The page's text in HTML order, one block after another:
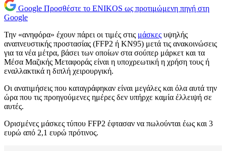
Google Προσθέστε το ENIKOS ως προτιμώμενη πηγή στη
Google
Την «ανηφόρα» έχουν πάρει οι τιμές στις μάσκες υψηλής
αναπνευστικής προστασίας (FFP2 ή ΚΝ95) μετά τις ανακοινώσεις
για τα νέα μέτρα, βάσει των οποίων στα σούπερ μάρκετ και τα
Μέσα Μαζικής Μεταφοράς είναι η υποχρεωτική η χρήση τους ή
εναλλακτικά η διπλή χειρουργική.
Οι ανατιμήσεις που καταγράφηκαν είναι μεγάλες και όλα αυτά την
ώρα που τις προηγούμενες ημέρες δεν υπήρχε καμία έλλειψή σε
αυτές.
Ορισμένες μάσκες τύπου FFP2 έφτασαν να πωλούνται έως και 3
ευρώ από 2,1 ευρώ πρότινος.